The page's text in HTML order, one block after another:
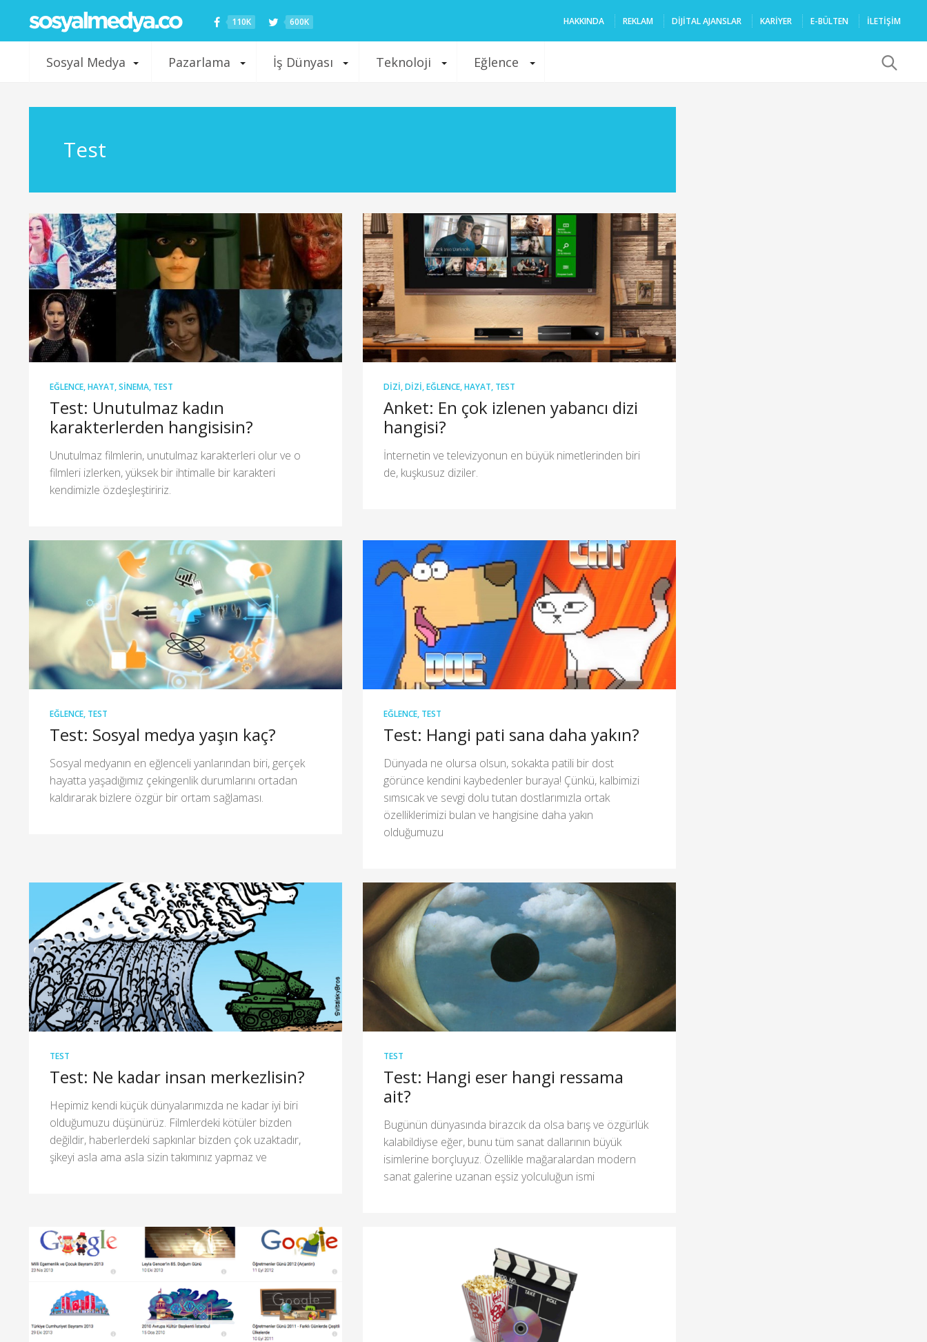
110K 600K HAKKINDA REKLAM DIJITAL AJANSLAR KARIYER E-BÜLTEN İLETİŞİM
Sosyal Medya Pazarlama İş Dünyası Teknoloji Eğlence
Test
EĞLENCE,HAYAT,SINEMA, TEST
Test: Unutulmaz kadın
karakterlerden hangisisin?
Unutulmaz filmlerin, unutulmaz karakterleri olur ve o
filmleri izlerken, yüksek bir ihtimalle bir karakteri
kendimizle özdeşleştiririz.
DIZI,DIZI,EĞLENCE,HAYAT, TEST
Anket: En çok izlenen yabancı dizi
hangisi?
İnternetin ve televizyonun en büyük nimetlerinden biri
de, kuşkusuz diziler.
EĞLENCE, TEST
Test: Sosyal medya yaşın kaç?
Sosyal medyanın en eğlenceli yanlarından biri, gerçek
hayatta yaşadığımız çekingenlik durumlarını ortadan
kaldırarak bizlere özgür bir ortam sağlaması.
EĞLENCE, TEST
Test: Hangi pati sana daha yakın?
Dünyada ne olursa olsun, sokakta patili bir dost
görünce kendini kaybedenler buraya! Çünkü, kalbimizi
sımsıcak ve sevgi dolu tutan dostlarımızla ortak
özelliklerimizi bulan ve hangisine daha yakın
olduğumuzu
TEST
Test: Ne kadar insan merkezlisin?
Hepimiz kendi küçük dünyalarımızda ne kadar iyi biri
olduğumuzu düşünürüz. Filmlerdeki kötüler bizden
değildir, haberlerdeki sapkınlar bizden çok uzaktadır,
şikeyi asla ama asla sizin takımınız yapmaz ve
TEST
Test: Hangi eser hangi ressama
ait?
Bugünün dünyasında birazcık da olsa barış ve özgürlük
kalabildiyse eğer, bunu tüm sanat dallarının büyük
isimlerine borçluyuz. Özellikle mağaralardan modern
sanat galerine uzanan eşsiz yolculuğun ismi